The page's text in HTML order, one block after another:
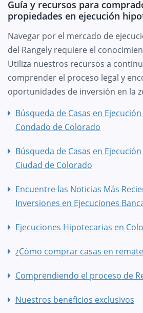
Guía y recursos para
propiedades en ejecución
Navegar por el mercado de
del Rangely requiere el
Utiliza nuestros recursos a
comprender el proceso legal y
oportunidades de inversión en la
Búsqueda de Casas en
Condado de Colorado
Búsqueda de Casas en
Ciudad de Colorado
Encuentre las Noticias Más
Inversiones en Ejecuciones
Ejecuciones Hipotecarias en
¿Cómo comprar casas en
Comprendiendo el proceso de
Nuestros beneficios exclusivos